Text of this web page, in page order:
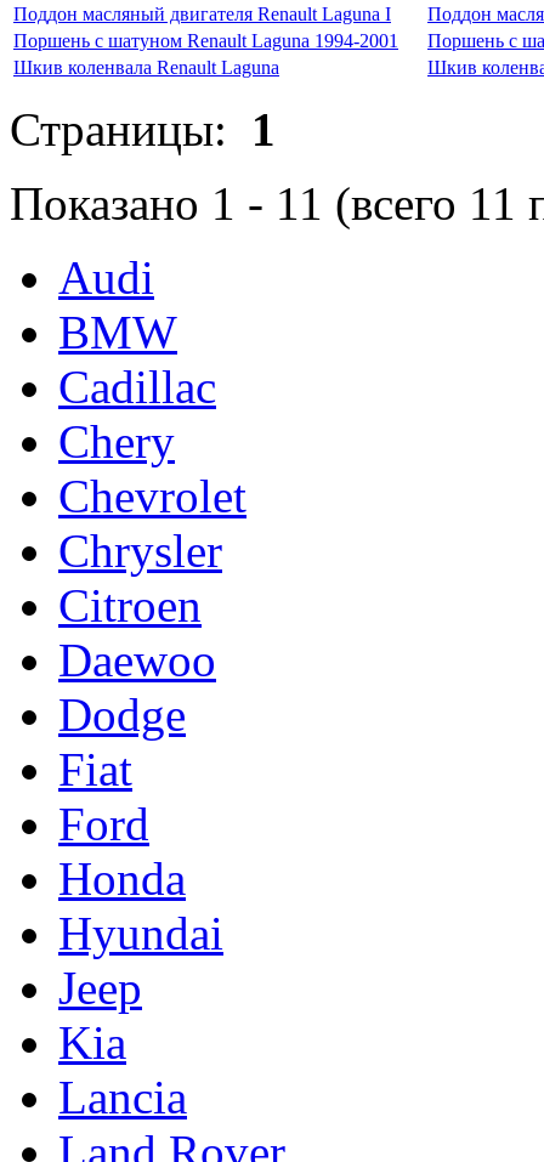
Поддон масляный двигателя Renault Laguna I
Поддон
Поршень с шатуном Renault Laguna 1994-2001
Поршень с
Шкив коленвала Renault Laguna
Шкив
Страницы: 1
Показано 1 - 11 (всего 11
Audi
BMW
Cadillac
Chery
Chevrolet
Chrysler
Citroen
Daewoo
Dodge
Fiat
Ford
Honda
Hyundai
Jeep
Kia
Lancia